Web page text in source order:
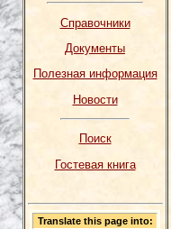
Справочники
Документы
Полезная информация
Новости
Поиск
Гостевая книга
Translate this page into: